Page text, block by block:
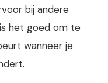
bij andere
het goed om te
wanneer je